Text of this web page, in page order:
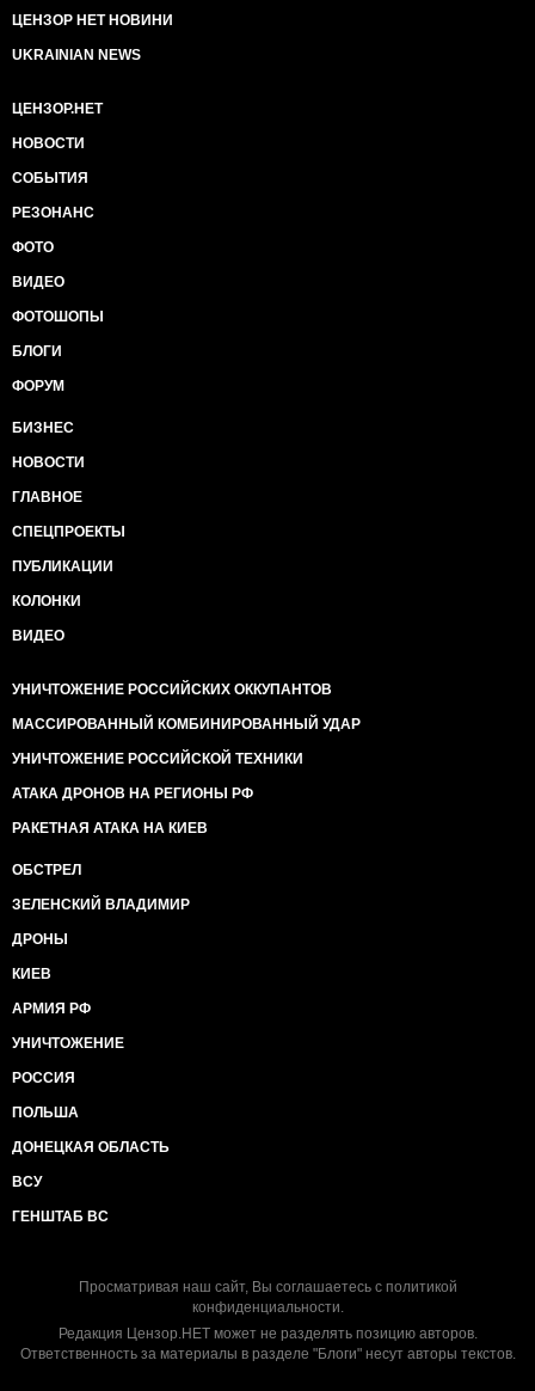
ЦЕНЗОР НЕТ НОВИНИ
UKRAINIAN NEWS
ЦЕНЗОР.НЕТ
НОВОСТИ
СОБЫТИЯ
РЕЗОНАНС
ФОТО
ВИДЕО
ФОТОШОПЫ
БЛОГИ
ФОРУМ
БИЗНЕС
НОВОСТИ
ГЛАВНОЕ
СПЕЦПРОЕКТЫ
ПУБЛИКАЦИИ
КОЛОНКИ
ВИДЕО
УНИЧТОЖЕНИЕ РОССИЙСКИХ ОККУПАНТОВ
МАССИРОВАННЫЙ КОМБИНИРОВАННЫЙ УДАР
УНИЧТОЖЕНИЕ РОССИЙСКОЙ ТЕХНИКИ
АТАКА ДРОНОВ НА РЕГИОНЫ РФ
РАКЕТНАЯ АТАКА НА КИЕВ
ОБСТРЕЛ
ЗЕЛЕНСКИЙ ВЛАДИМИР
ДРОНЫ
КИЕВ
АРМИЯ РФ
УНИЧТОЖЕНИЕ
РОССИЯ
ПОЛЬША
ДОНЕЦКАЯ ОБЛАСТЬ
ВСУ
ГЕНШТАБ ВС
Просматривая наш сайт, Вы соглашаетесь с политикой
конфиденциальности.
Редакция Цензор.НЕТ может не разделять позицию авторов.
Ответственность за материалы в разделе "Блоги" несут авторы текстов.